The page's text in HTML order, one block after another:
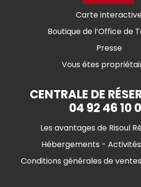
Carte
Boutique de l’Office de
Presse
Vous êtes
CENTRALE DE
04 92 46 10
Les avantages de Risoul
Hébergements -
Conditions générales de